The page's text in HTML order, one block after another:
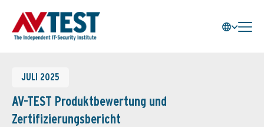
JULI 2025
AV-TEST Produktbewertung und
Zertifizierungsbericht